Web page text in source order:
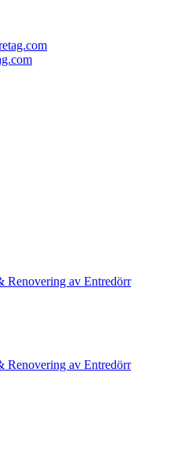
Renovering av Entredörr
Renovering av Entredörr